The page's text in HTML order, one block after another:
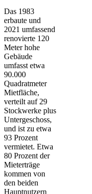
Das 1983
erbaute und
2021 umfassend
renovierte 120
Meter hohe
Gebäude
umfasst etwa
90.000
Quadratmeter
Mietfläche,
verteilt auf 29
Stockwerke plus
Untergeschoss,
und ist zu etwa
93 Prozent
vermietet. Etwa
80 Prozent der
Mieterträge
kommen von
den beiden
Hauptnutzern